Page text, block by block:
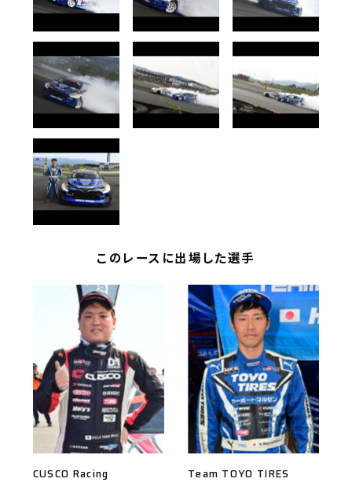
このレースに出場した選手
CUSCO Racing
Team TOYO TIRES